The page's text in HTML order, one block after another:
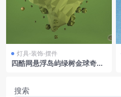
灯具-装饰-摆件
四酷网悬浮岛屿绿树金球奇幻
搜索